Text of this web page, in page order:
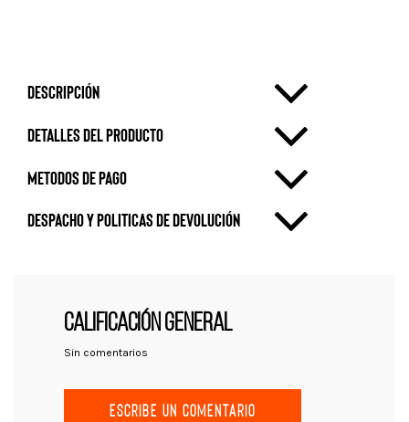
Descripción
Detalles del producto
metodos de pago
Despacho y politicas de devolución
CALIFICACIÓN GENERAL
Sin comentarios
ESCRIBE UN COMENTARIO